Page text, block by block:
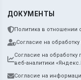
ДОКУМЕНТЫ
Политика в отношении
Согласие на
Согласие на
веб-аналитики
Согласие на